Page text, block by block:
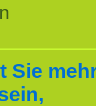
Sie